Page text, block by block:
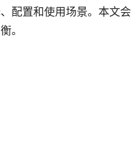
配置和使用场景。本文会
。